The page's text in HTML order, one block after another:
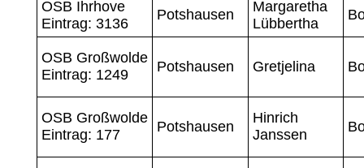
OSB Ihrhove
Eintrag: 3136
Potshausen
Margaretha
Lübbertha
OSB Großwolde
Eintrag: 1249
Potshausen Gretjelina
OSB Großwolde
Eintrag: 177
Potshausen
Hinrich
Janssen